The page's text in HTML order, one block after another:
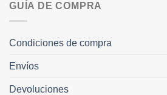
GUÍA DE COMPRA
Condiciones de compra
Envíos
Devoluciones